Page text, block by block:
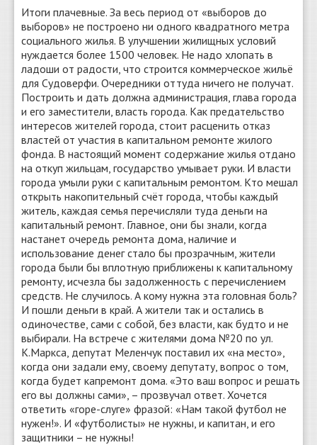
Итоги плачевные. За весь период от «выборов до
выборов» не построено ни одного квадратного метра
социального жилья. В улучшении жилищных условий
нуждается более 1500 человек. Не надо хлопать в
ладоши от радости, что строится коммерческое жильё
для Судоверфи. Очередники оттуда ничего не получат.
Построить и дать должна администрация, глава города
и его заместители, власть города. Как предательство
интересов жителей города, стоит расценить отказ
властей от участия в капитальном ремонте жилого
фонда. В настоящий момент содержание жилья отдано
на откуп жильцам, государство умывает руки. И власти
города умыли руки с капитальным ремонтом. Кто мешал
открыть накопительный счёт города, чтобы каждый
житель, каждая семья перечисляли туда деньги на
капитальный ремонт. Главное, они бы знали, когда
настанет очередь ремонта дома, наличие и
использование денег стало бы прозрачным, жители
города были бы вплотную приближены к капитальному
ремонту, исчезла бы задолженность с перечислением
средств. Не случилось. А кому нужна эта головная боль?
И пошли деньги в край. А жители так и остались в
одиночестве, сами с собой, без власти, как будто и не
выбирали. На встрече с жителями дома №20 по ул.
К.Маркса, депутат Меленчук поставил их «на место»,
когда они задали ему, своему депутату, вопрос о том,
когда будет капремонт дома. «Это ваш вопрос и решать
его вы должны сами», – прозвучал ответ. Хочется
ответить «горе-слуге» фразой: «Нам такой футбол не
нужен!». И «футболисты» не нужны, и капитан, и его
защитники – не нужны!